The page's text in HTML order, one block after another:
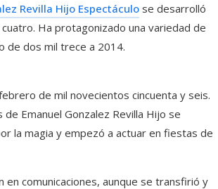
Revilla Hijo Espectáculo se desarrolló
Ha protagonizado una variedad de
de dos mil trece a 2014.
de mil novecientos cincuenta y seis.
Emanuel Gonzalez Revilla Hijo se
la magia y empezó a actuar en fiestas de
en comunicaciones, aunque se transfirió y